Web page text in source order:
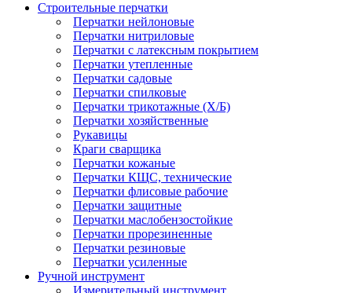
Строительные перчатки
Перчатки нейлоновые
Перчатки нитриловые
Перчатки с латексным покрытием
Перчатки утепленные
Перчатки садовые
Перчатки спилковые
Перчатки трикотажные (Х/Б)
Перчатки хозяйственные
Рукавицы
Краги сварщика
Перчатки кожаные
Перчатки КЩС, технические
Перчатки флисовые рабочие
Перчатки защитные
Перчатки маслобензостойкие
Перчатки прорезиненные
Перчатки резиновые
Перчатки усиленные
Ручной инструмент